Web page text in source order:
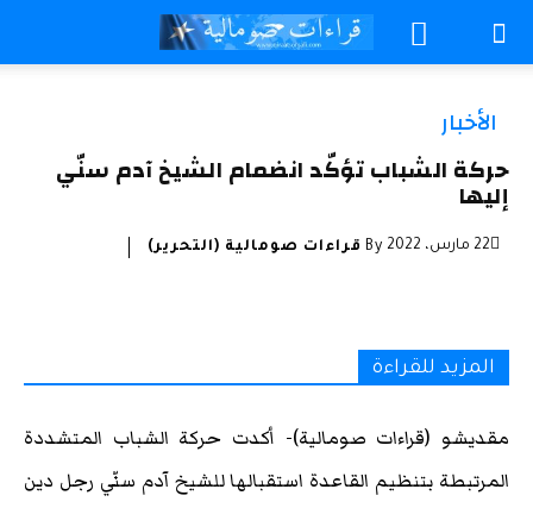
الأخبار
حركة الشباب تؤكّد انضمام الشيخ آدم سنّي
إليها
22 مارس، 2022 By قراءات صومالية (التحرير)
المزيد للقراءة
مقديشو (قراءات صومالية)- أكدت حركة الشباب المتشددة
المرتبطة بتنظيم القاعدة استقبالها للشيخ آدم سنّي رجل دين